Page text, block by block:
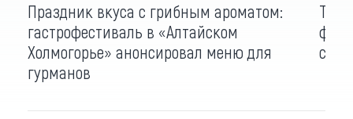
Праздник вкуса с грибным ароматом:
гастрофестиваль в «Алтайском
Холмогорье» анонсировал меню для
гурманов